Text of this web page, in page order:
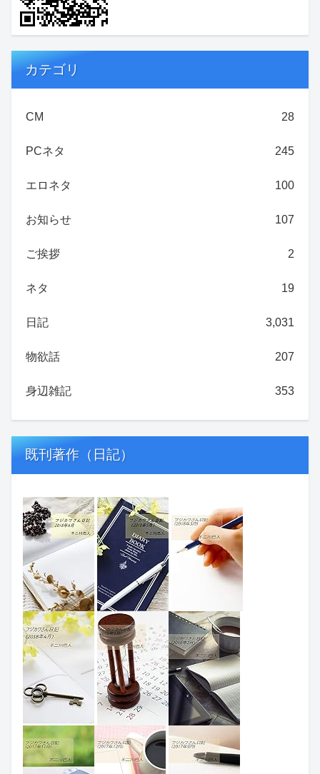
カテゴリ
CM 28
PCネタ 245
エロネタ 100
お知らせ 107
ご挨拶 2
ネタ 19
日記 3,031
物欲話 207
身辺雑記 353
既刊著作（日記）